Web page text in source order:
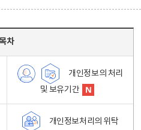
차
개인정보의 처리
및 보유기간
개인정보처리의 위탁